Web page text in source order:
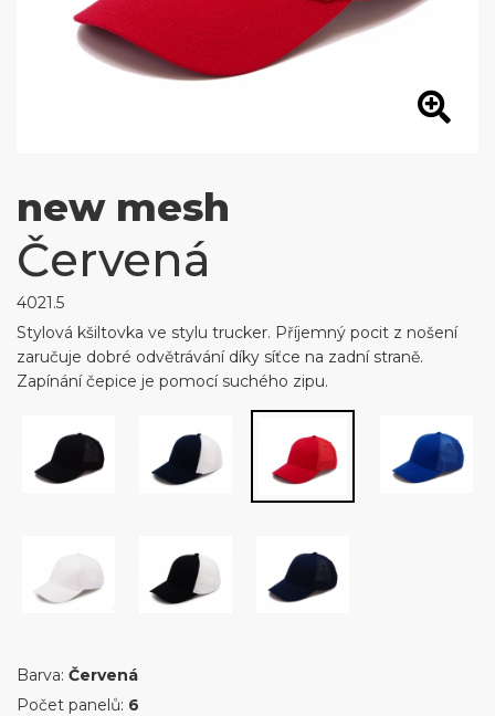
new mesh
Červená
4021.5
Stylová kšiltovka ve stylu trucker. Příjemný pocit z nošení
zaručuje dobré odvětrávání díky síťce na zadní straně.
Zapínání čepice je pomocí suchého zipu.
Barva: Červená
Počet panelů: 6